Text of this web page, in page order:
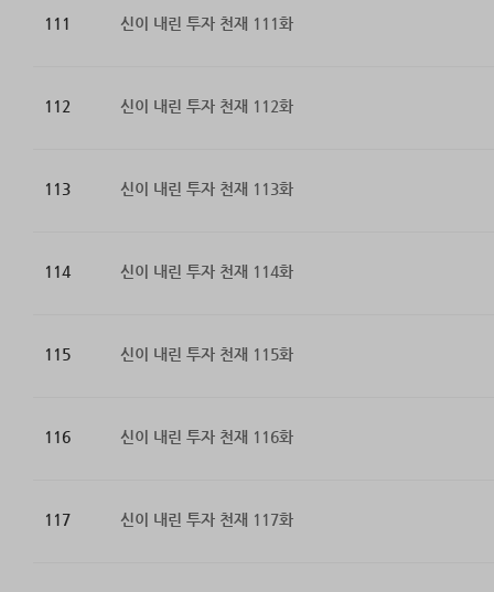
111 신이 내린 투자 천재 111화
112 신이 내린 투자 천재 112화
113 신이 내린 투자 천재 113화
114 신이 내린 투자 천재 114화
115 신이 내린 투자 천재 115화
116 신이 내린 투자 천재 116화
117 신이 내린 투자 천재 117화